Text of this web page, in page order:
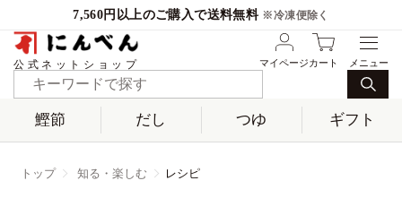
7,560円以上のご購入で送料無料 ※冷凍便除く
公式ネットショップ マイページカート
鰹節 だし つゆ ギフト
トップ 知る・楽しむ レシピ